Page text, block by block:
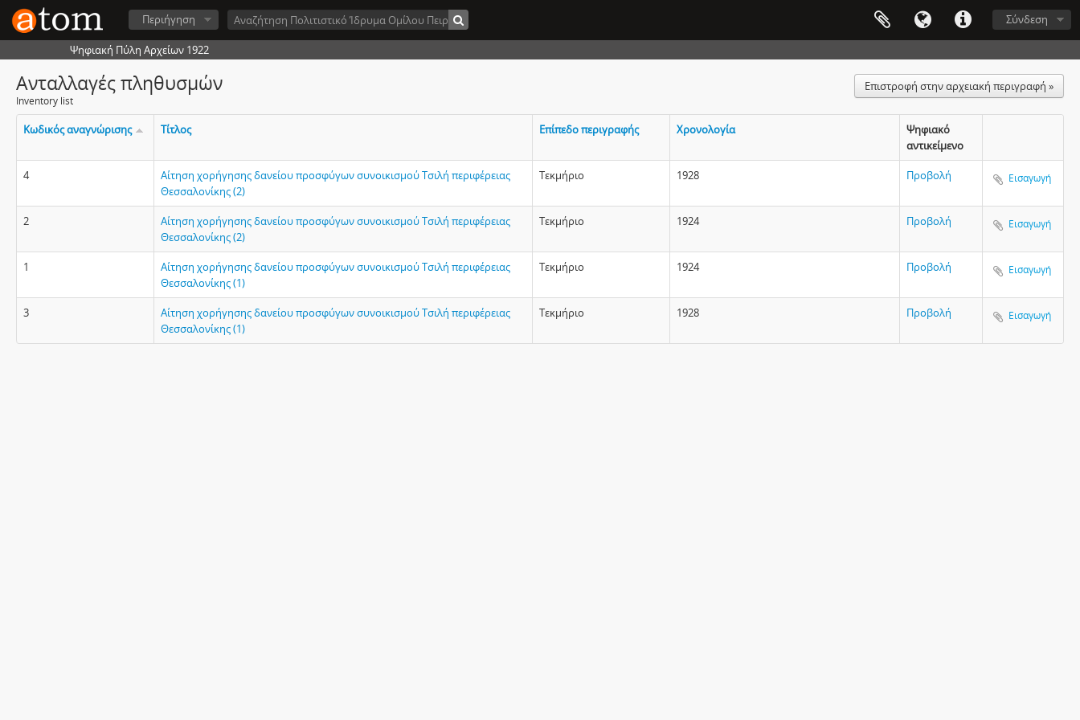
Σύνδεση
Περιήγηση
Ψηφιακή Πύλη Αρχείων 1922
Ανταλλαγές πληθυσμών
Inventory list
Επιστροφή στην αρχειακή περιγραφή »
Κωδικός αναγνώρισης Τίτλος Επίπεδο περιγραφής Χρονολογία
Ψηφιακό
αντικείμενο
4
Αίτηση χορήγησης δανείου προσφύγων συνοικισμού Τσιλή περιφέρειας
Θεσσαλονίκης (2)
Τεκμήριο 1928 Προβολή Εισαγωγή
2
Αίτηση χορήγησης δανείου προσφύγων συνοικισμού Τσιλή περιφέρειας
Θεσσαλονίκης (2)
Τεκμήριο 1924 Προβολή Εισαγωγή
1
Αίτηση χορήγησης δανείου προσφύγων συνοικισμού Τσιλή περιφέρειας
Θεσσαλονίκης (1)
Τεκμήριο 1924 Προβολή Εισαγωγή
3
Αίτηση χορήγησης δανείου προσφύγων συνοικισμού Τσιλή περιφέρειας
Θεσσαλονίκης (1)
Τεκμήριο 1928 Προβολή Εισαγωγή